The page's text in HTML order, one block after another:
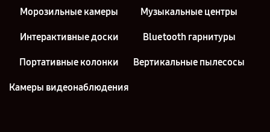
Морозильные камеры Музыкальные центры
Интерактивные доски Bluetooth гарнитуры
Портативные колонки Вертикальные пылесосы
Камеры видеонаблюдения